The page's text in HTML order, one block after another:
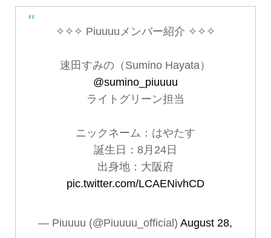
✧✧✧ Piuuuuメンバー紹介 ✧✧✧
速田すみの（Sumino Hayata）
@sumino_piuuuu
ライトグリーン担当
ニックネーム：はやたす
誕生日：8月24日
出身地：大阪府
pic.twitter.com/LCAENivhCD
— Piuuuu (@Piuuuu_official)August 28,